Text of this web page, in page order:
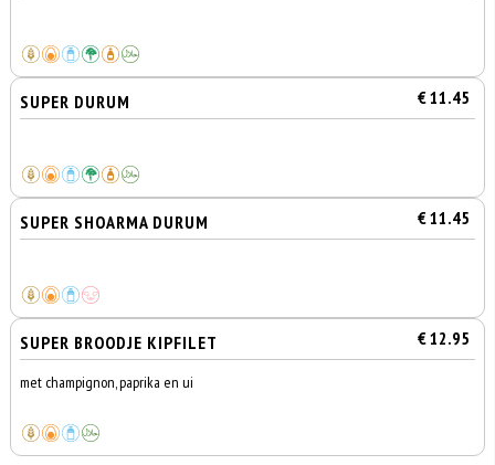
SUPER DURUM € 11.45
SUPER SHOARMA DURUM € 11.45
SUPER BROODJE KIPFILET € 12.95
met champignon, paprika en ui